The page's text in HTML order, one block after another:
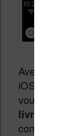
Avec la
iOS
vous
livres audio
compatible